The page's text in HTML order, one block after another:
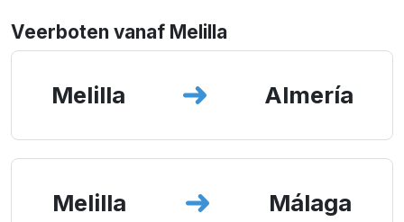
Veerboten vanaf Melilla
Melilla Almería
Melilla Málaga